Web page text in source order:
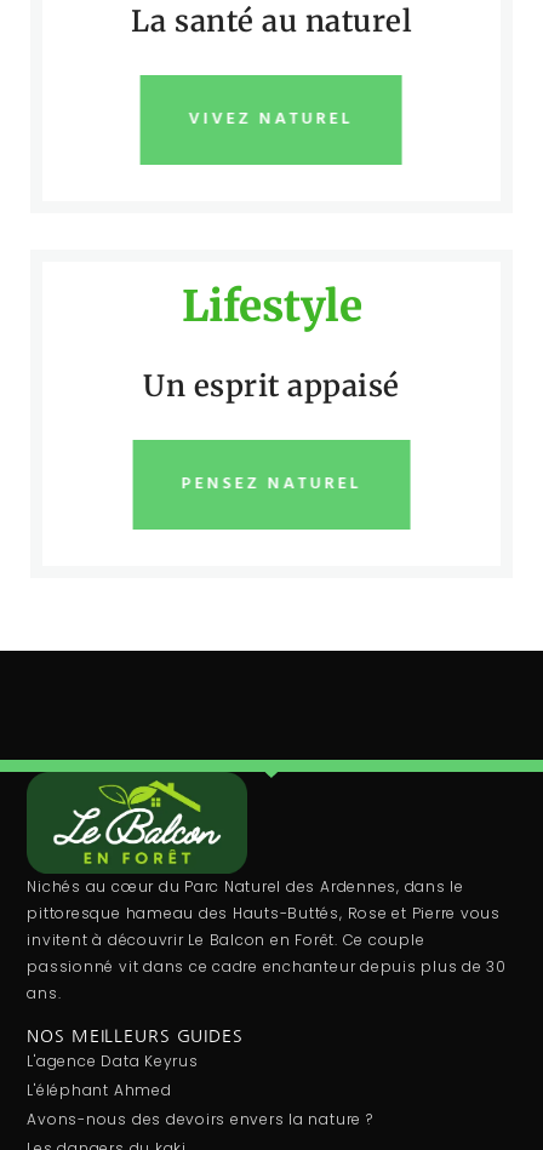
La santé au naturel
VIVEZ NATUREL
Lifestyle
Un esprit appaisé
PENSEZ NATUREL
Nichés au cœur du Parc Naturel des Ardennes, dans le
pittoresque hameau des Hauts-Buttés, Rose et Pierre vous
invitent à découvrir Le Balcon en Forêt. Ce couple
passionné vit dans ce cadre enchanteur depuis plus de 30
ans.
NOS MEILLEURS GUIDES
L'agence Data Keyrus
L'éléphant Ahmed
Avons-nous des devoirs envers la nature ?